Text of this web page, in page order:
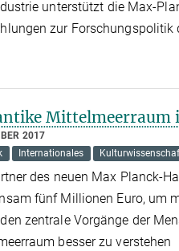
unterstützt die Max-
zur
Mittelmeerraum
2017
Internationales
des neuen Max Planck-
fünf Millionen Euro, um
zentrale Vorgänge der
besser zu verstehen